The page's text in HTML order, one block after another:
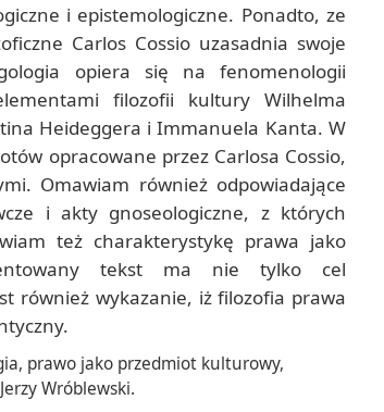
i epistemologiczne. Ponadto, ze
Carlos Cossio uzasadnia swoje
opiera się na fenomenologii
filozofii kultury Wilhelma
Heideggera i Immanuela Kanta. W
opracowane przez Carlosa Cossio,
Omawiam również odpowiadające
i akty gnoseologiczne, z których
też charakterystykę prawa jako
tekst ma nie tylko cel
również wykazanie, iż filozofia prawa
prawo jako przedmiot kulturowy,
Wróblewski.